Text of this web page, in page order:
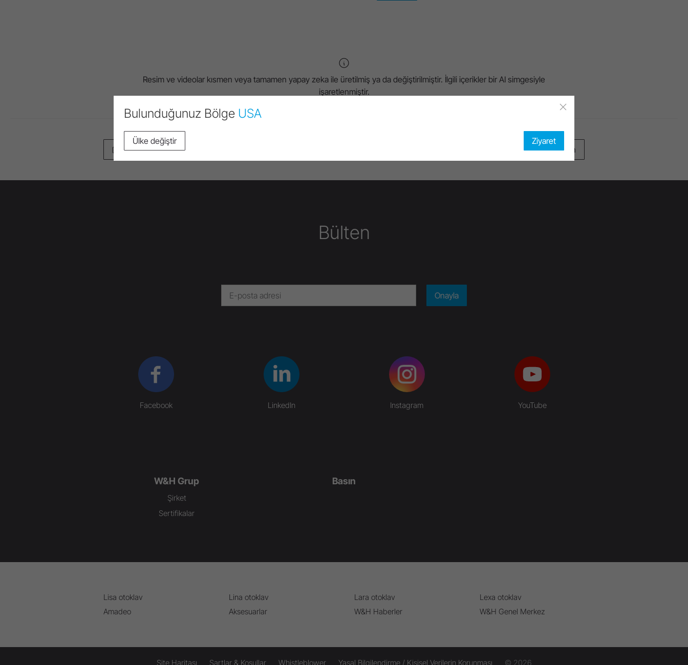
Resim ve videolar kısmen veya tamamen yapay zeka ile üretilmiş ya da değiştirilmiştir. İlgili içerikler bir AI simgesiyle
işaretlenmiştir.
Sayfayı yazdır En üste dön
Bülten
Onayla
Facebook LinkedIn Instagram YouTube
W&H Grup
Şirket
Sertifikalar
Basın
Lisa otoklav
Amadeo
Lina otoklav
Aksesuarlar
Lara otoklav
W&H Haberler
Lexa otoklav
W&H Genel Merkez
Site Haritası Şartlar & Koşullar Whistleblower Yasal Bilgilendirme / Kişisel Verilerin Korunması © 2026
Bulunduğunuz Bölge USA
Ülke değiştir Ziyaret